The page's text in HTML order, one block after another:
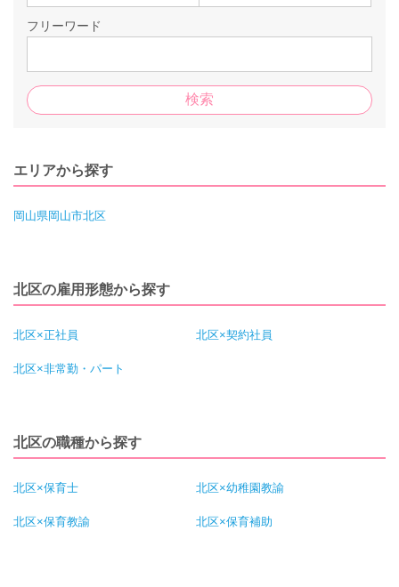
フリーワード
エリアから探す
岡山県岡山市北区
北区の雇用形態から探す
北区×正社員 北区×契約社員
北区×非常勤・パート
北区の職種から探す
北区×保育士 北区×幼稚園教諭
北区×保育教諭 北区×保育補助